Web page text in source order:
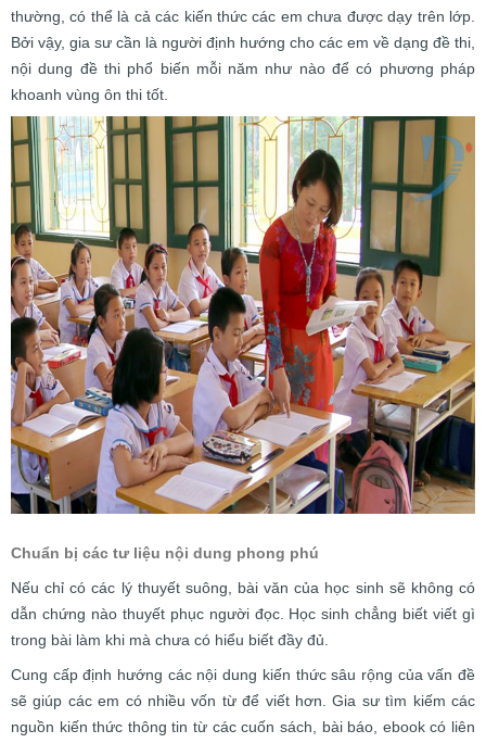
thường, có thể là cả các kiến thức các em chưa được dạy trên lớp.
Bởi vậy, gia sư cần là người định hướng cho các em về dạng đề thi,
nội dung đề thi phổ biến mỗi năm như nào để có phương pháp
khoanh vùng ôn thi tốt.
Chuẩn bị các tư liệu nội dung phong phú
Nếu chỉ có các lý thuyết suông, bài văn của học sinh sẽ không có
dẫn chứng nào thuyết phục người đọc. Học sinh chẳng biết viết gì
trong bài làm khi mà chưa có hiểu biết đầy đủ.
Cung cấp định hướng các nội dung kiến thức sâu rộng của vấn đề
sẽ giúp các em có nhiều vốn từ để viết hơn. Gia sư tìm kiếm các
nguồn kiến thức thông tin từ các cuốn sách, bài báo, ebook có liên